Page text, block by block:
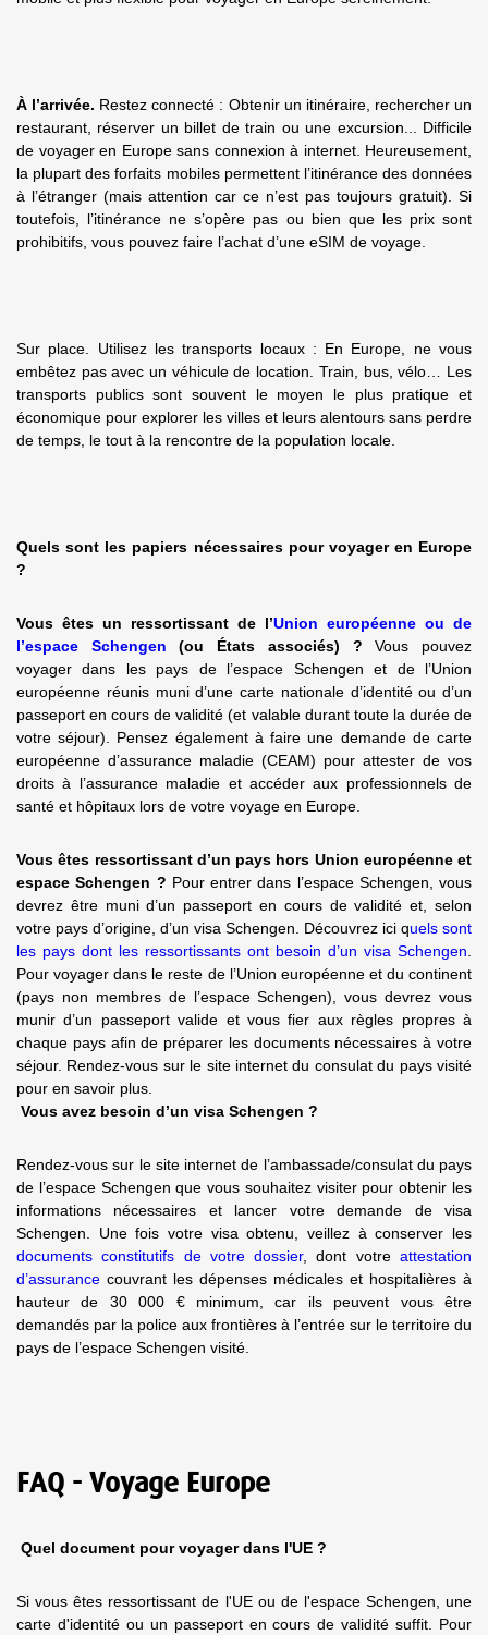
À l’arrivée. Restez connecté : Obtenir un itinéraire, rechercher un
restaurant, réserver un billet de train ou une excursion... Difficile
de voyager en Europe sans connexion à internet. Heureusement,
la plupart des forfaits mobiles permettent l’itinérance des données
à l’étranger (mais attention car ce n’est pas toujours gratuit). Si
toutefois, l’itinérance ne s’opère pas ou bien que les prix sont
prohibitifs, vous pouvez faire l’achat d’une eSIM de voyage.
Sur place. Utilisez les transports locaux : En Europe, ne vous
embêtez pas avec un véhicule de location. Train, bus, vélo… Les
transports publics sont souvent le moyen le plus pratique et
économique pour explorer les villes et leurs alentours sans perdre
de temps, le tout à la rencontre de la population locale.
Quels sont les papiers nécessaires pour voyager en Europe
?
Vous êtes un ressortissant de l’Union européenne ou de
l’espace Schengen (ou États associés) ? Vous pouvez
voyager dans les pays de l’espace Schengen et de l’Union
européenne réunis muni d’une carte nationale d’identité ou d’un
passeport en cours de validité (et valable durant toute la durée de
votre séjour). Pensez également à faire une demande de carte
européenne d’assurance maladie (CEAM) pour attester de vos
droits à l’assurance maladie et accéder aux professionnels de
santé et hôpitaux lors de votre voyage en Europe.
Vous êtes ressortissant d’un pays hors Union européenne et
espace Schengen ? Pour entrer dans l’espace Schengen, vous
devrez être muni d’un passeport en cours de validité et, selon
votre pays d’origine, d’un visa Schengen. Découvrez ici quels sont
les pays dont les ressortissants ont besoin d’un visa Schengen.
Pour voyager dans le reste de l’Union européenne et du continent
(pays non membres de l’espace Schengen), vous devrez vous
munir d’un passeport valide et vous fier aux règles propres à
chaque pays afin de préparer les documents nécessaires à votre
séjour. Rendez-vous sur le site internet du consulat du pays visité
pour en savoir plus.
Vous avez besoin d’un visa Schengen ?
Rendez-vous sur le site internet de l’ambassade/consulat du pays
de l’espace Schengen que vous souhaitez visiter pour obtenir les
informations nécessaires et lancer votre demande de visa
Schengen. Une fois votre visa obtenu, veillez à conserver les
documents constitutifs de votre dossier, dont votreattestation
d’assurance couvrant les dépenses médicales et hospitalières à
hauteur de 30 000 € minimum, car ils peuvent vous être
demandés par la police aux frontières à l’entrée sur le territoire du
pays de l’espace Schengen visité.
FAQ - Voyage Europe
Quel document pour voyager dans l'UE ?
Si vous êtes ressortissant de l'UE ou de l'espace Schengen, une
carte d'identité ou un passeport en cours de validité suffit. Pour